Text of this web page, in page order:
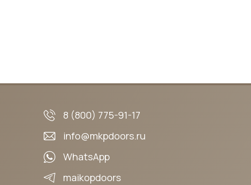
8 (800) 775-91-17
info@mkpdoors.ru
WhatsApp
maikopdoors